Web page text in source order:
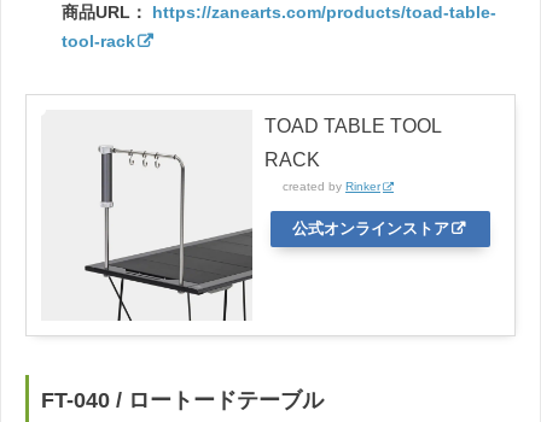
商品URL： https://zanearts.com/products/toad-table-
tool-rack
TOAD TABLE TOOL
RACK
created by Rinker
公式オンラインストア
FT-040 / ロートードテーブル